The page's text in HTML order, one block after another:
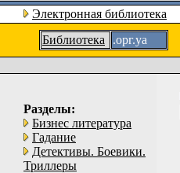
Электронная библиотека
Библиотека
.орг.уа
Разделы:
Бизнес литература
Гадание
Детективы. Боевики.
Триллеры